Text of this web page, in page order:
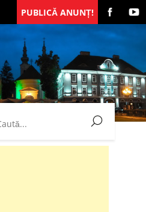
PUBLICĂ ANUNȚ!